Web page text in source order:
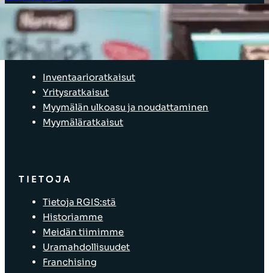
Asiakkaan kirjautuminen
RATKAISUT
Inventaarioratkaisut
Yritysratkaisut
Myymälän ulkoasu ja noudattaminen
Myymäläratkaisut
TIETOJA
Tietoja RGIS:stä
Historiamme
Meidän tiimimme
Uramahdollisuudet
Franchising